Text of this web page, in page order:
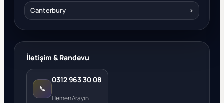
Canterbury ›
İletişim & Randevu
📞
0312 963 30 08
Hemen Arayın